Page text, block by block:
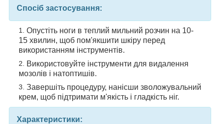
Спосіб застосування:
Опустіть ноги в теплий мильний розчин на 10-
15 хвилин, щоб пом'якшити шкіру перед
використанням інструментів.
Використовуйте інструменти для видалення
мозолів і натоптишів.
Завершіть процедуру, нанісши зволожувальний
крем, щоб підтримати м'якість і гладкість ніг.
Характеристики: